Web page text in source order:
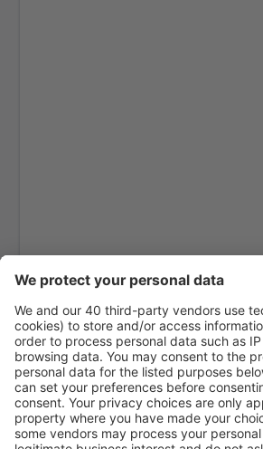
Hakkari Yüksekova Airport (YKO)
Hatay Airport (HTY)
Iğdır Airport (IGD)
Bodrum
Isparta Airport (ISE)
Istanbul